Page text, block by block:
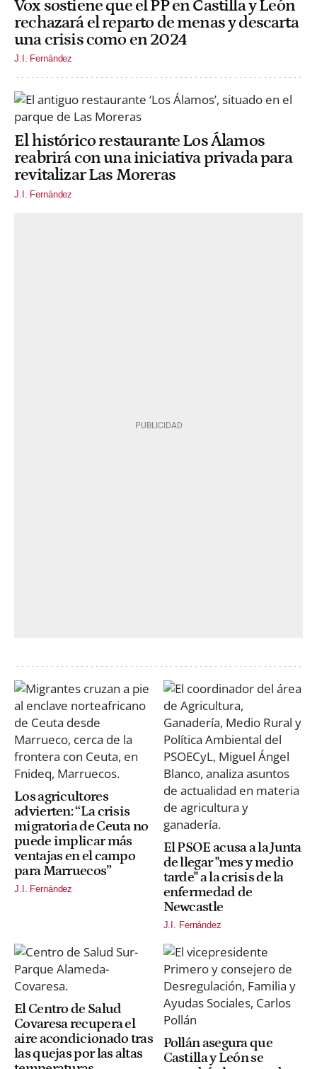
Vox sostiene que el PP en Castilla y León
rechazará el reparto de menas y descarta
una crisis como en 2024
J.I. Fernández
El histórico restaurante Los Álamos
reabrirá con una iniciativa privada para
revitalizar Las Moreras
J.I. Fernández
Los agricultores
advierten: “La crisis
migratoria de Ceuta no
puede implicar más
ventajas en el campo
para Marruecos”
J.I. Fernández
El PSOE acusa a la Junta
de llegar "mes y medio
tarde" a la crisis de la
enfermedad de
Newcastle
J.I. Fernández
El Centro de Salud
Covaresa recupera el
aire acondicionado tras
las quejas por las altas
Pollán asegura que
Castilla y León se